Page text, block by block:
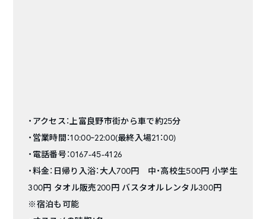
・アクセス：上富良野市街から車で約25分
・営業時間：10:00~22:00(最終入場21：00)
・電話番号：0167-45-4126
・料金：日帰り入浴：大人700円 中・高校生500円 小学生
300円 タオル販売200円 バスタオルレンタル300円
※宿泊も可能